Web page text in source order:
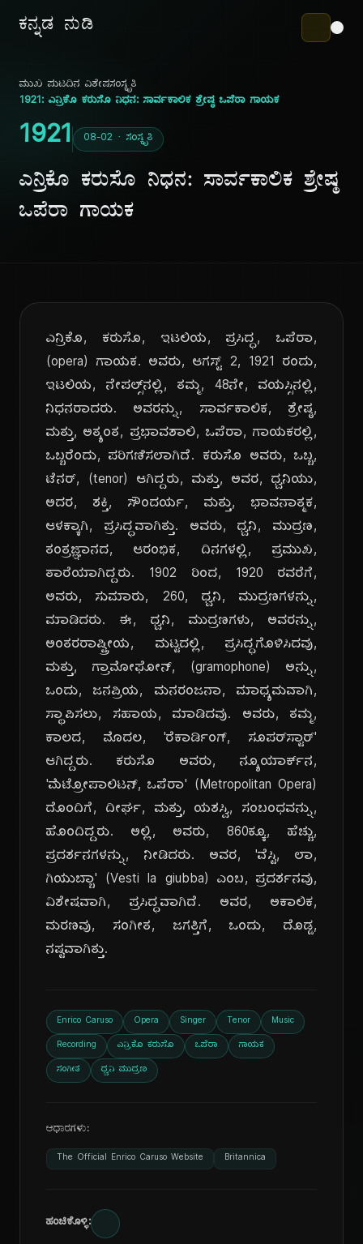
ಕನ್ನಡ ನುಡಿ
ಮುಖ ಪುಟದಿನ ವಿಶೇಷಸಂಸ್ಕೃತಿ
1921: ಎನ್ರಿಕೊ ಕರುಸೊ ನಿಧನ: ಸಾರ್ವಕಾಲಿಕ ಶ್ರೇಷ್ಠ ಒಪೆರಾ ಗಾಯಕ
1921 08-02 · ಸಂಸ್ಕೃತಿ
ಎನ್ರಿಕೊ ಕರುಸೊ ನಿಧನ: ಸಾರ್ವಕಾಲಿಕ ಶ್ರೇಷ್ಠ
ಒಪೆರಾ ಗಾಯಕ
ಎನ್ರಿಕೊ, ಕರುಸೊ, ಇಟಲಿಯ, ಪ್ರಸಿದ್ಧ, ಒಪೆರಾ,
(opera) ಗಾಯಕ. ಅವರು, ಆಗಸ್ಟ್ 2, 1921 ರಂದು,
ಇಟಲಿಯ, ನೇಪಲ್ಸ್‌ನಲ್ಲಿ, ತಮ್ಮ, 48ನೇ, ವಯಸ್ಸಿನಲ್ಲಿ,
ನಿಧನರಾದರು. ಅವರನ್ನು, ಸಾರ್ವಕಾಲಿಕ, ಶ್ರೇಷ್ಠ,
ಮತ್ತು, ಅತ್ಯಂತ, ಪ್ರಭಾವಶಾಲಿ, ಒಪೆರಾ, ಗಾಯಕರಲ್ಲಿ,
ಒಬ್ಬರೆಂದು, ಪರಿಗಣಿಸಲಾಗಿದೆ. ಕರುಸೊ ಅವರು, ಒಬ್ಬ,
ಟೆನರ್, (tenor) ಆಗಿದ್ದರು, ಮತ್ತು, ಅವರ, ಧ್ವನಿಯು,
ಅದರ, ಶಕ್ತಿ, ಸೌಂದರ್ಯ, ಮತ್ತು, ಭಾವನಾತ್ಮಕ,
ಆಳಕ್ಕಾಗಿ, ಪ್ರಸಿದ್ಧವಾಗಿತ್ತು. ಅವರು, ಧ್ವನಿ, ಮುದ್ರಣ,
ತಂತ್ರಜ್ಞಾನದ, ಆರಂಭಿಕ, ದಿನಗಳಲ್ಲಿ, ಪ್ರಮುಖ,
ತಾರೆಯಾಗಿದ್ದರು. 1902 ರಿಂದ, 1920 ರವರೆಗೆ,
ಅವರು, ಸುಮಾರು, 260, ಧ್ವನಿ, ಮುದ್ರಣಗಳನ್ನು,
ಮಾಡಿದರು. ಈ, ಧ್ವನಿ, ಮುದ್ರಣಗಳು, ಅವರನ್ನು,
ಅಂತರರಾಷ್ಟ್ರೀಯ, ಮಟ್ಟದಲ್ಲಿ, ಪ್ರಸಿದ್ಧಗೊಳಿಸಿದವು,
ಮತ್ತು, ಗ್ರಾಮೋಫೋನ್, (gramophone) ಅನ್ನು,
ಒಂದು, ಜನಪ್ರಿಯ, ಮನರಂಜನಾ, ಮಾಧ್ಯಮವಾಗಿ,
ಸ್ಥಾಪಿಸಲು, ಸಹಾಯ, ಮಾಡಿದವು. ಅವರು, ತಮ್ಮ,
ಕಾಲದ, ಮೊದಲ, 'ರೆಕಾರ್ಡಿಂಗ್, ಸೂಪರ್‌ಸ್ಟಾರ್'
ಆಗಿದ್ದರು. ಕರುಸೊ ಅವರು, ನ್ಯೂಯಾರ್ಕ್‌ನ,
'ಮೆಟ್ರೋಪಾಲಿಟನ್, ಒಪೆರಾ' (Metropolitan Opera)
ದೊಂದಿಗೆ, ದೀರ್ಘ, ಮತ್ತು, ಯಶಸ್ವಿ, ಸಂಬಂಧವನ್ನು,
ಹೊಂದಿದ್ದರು. ಅಲ್ಲಿ, ಅವರು, 860ಕ್ಕೂ, ಹೆಚ್ಚು,
ಪ್ರದರ್ಶನಗಳನ್ನು, ನೀಡಿದರು. ಅವರ, 'ವೆಸ್ಟಿ, ಲಾ,
ಗಿಯುಬ್ಬಾ' (Vesti la giubba) ಎಂಬ, ಪ್ರದರ್ಶನವು,
ವಿಶೇಷವಾಗಿ, ಪ್ರಸಿದ್ಧವಾಗಿದೆ. ಅವರ, ಅಕಾಲಿಕ,
ಮರಣವು, ಸಂಗೀತ, ಜಗತ್ತಿಗೆ, ಒಂದು, ದೊಡ್ಡ,
ನಷ್ಟವಾಗಿತ್ತು.
Enrico Caruso Opera Singer Tenor Music
Recording ಎನ್ರಿಕೊ ಕರುಸೊ ಒಪೆರಾ ಗಾಯಕ
ಸಂಗೀತ ಧ್ವನಿ ಮುದ್ರಣ
ಆಧಾರಗಳು:
The Official Enrico Caruso Website Britannica
ಹಂಚಿಕೊಳ್ಳಿ: